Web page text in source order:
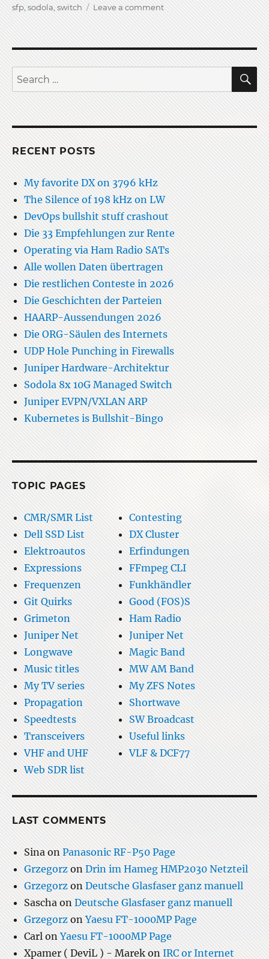
on
sfp,sodola switch Leave a commenton
Sodola
Managed
Switch
Search
for:
RECENT POSTS
My favorite DX on 3796 kHz
The Silence of 198 kHz on LW
DevOps bullshit stuff crashout
Die 33 Empfehlungen zur Rente
Operating via Ham Radio SATs
Alle wollen Daten übertragen
Die restlichen Conteste in 2026
Die Geschichten der Parteien
HAARP-Aussendungen 2026
Die ORG-Säulen des Internets
UDP Hole Punching in Firewalls
Juniper Hardware-Architektur
Sodola 8x 10G Managed Switch
Juniper EVPN/VXLAN ARP
Kubernetes is Bullshit-Bingo
TOPIC PAGES
CMR/SMR List
Contesting
Dell SSD List
DX Cluster
Elektroautos
Erfindungen
Expressions
FFmpeg CLI
Frequenzen
Funkhändler
Git Quirks
Good (FOS)S
Grimeton
Ham Radio
Juniper Net
Juniper Net
Longwave
Magic Band
Music titles
MW AM Band
My TV series
My ZFS Notes
Propagation
Shortwave
Speedtests
SW Broadcast
Transceivers
Useful links
VHF and UHF
VLF & DCF77
Web SDR list
LAST COMMENTS
SinaonPanasonic RF-P50 Page
Grzegorzon Drin im Hameg HMP2030 Netzteil
Grzegorz on Deutsche Glasfaser ganz manuell
SaschaonDeutsche Glasfaser ganz manuell
GrzegorzonYaesu FT-1000MP Page
CarlonYaesu FT-1000MP Page
Xpamer ( DeviL ) - MarekonIRC or Internet